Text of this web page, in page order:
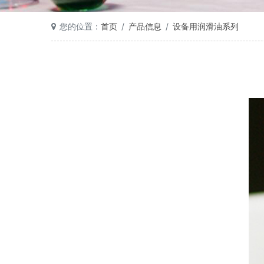
您的位置： 首页 产品信息 设备用润滑油系列